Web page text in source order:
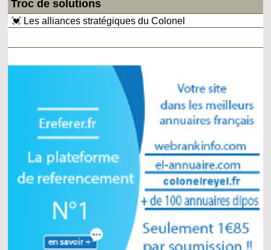
Troc de solutions
💓 Les alliances stratégiques du Colonel